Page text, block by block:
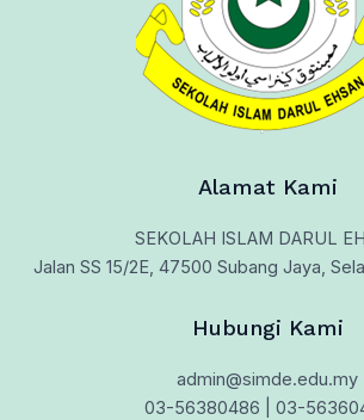
Alamat Kami
SEKOLAH ISLAM DARUL
Jalan SS 15/2E, 47500 Subang Jaya,
Hubungi Kami
admin@simde.edu.my
03-56380486 | 03-